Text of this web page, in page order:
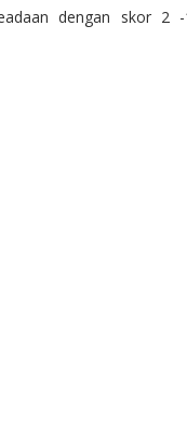
dengan skor 2